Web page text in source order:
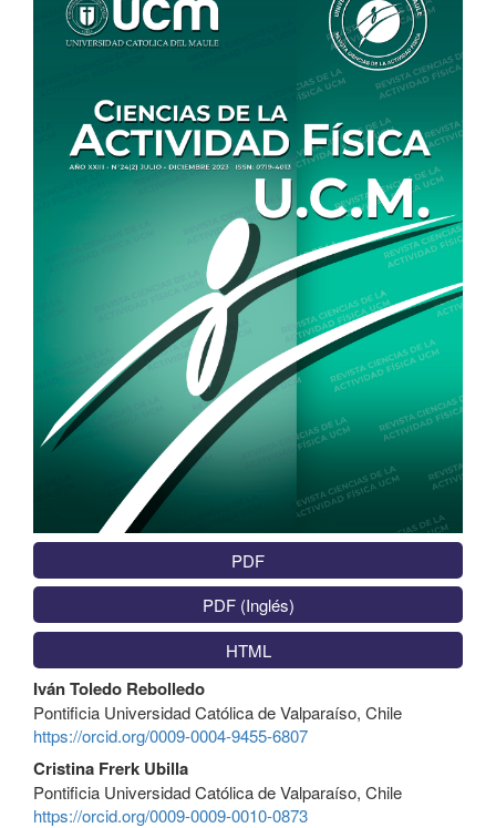
PDF
PDF (Inglés)
HTML
Contenido
principal
del
artículo
Iván Toledo Rebolledo
Pontificia Universidad Católica de Valparaíso, Chile
https://orcid.org/0009-0004-9455-6807
Cristina Frerk Ubilla
Pontificia Universidad Católica de Valparaíso, Chile
https://orcid.org/0009-0009-0010-0873